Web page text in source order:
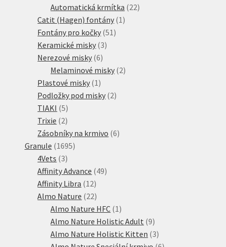
produktů
Automatická krmítka 2222
Catit (Hagen) fontány 1 1
Fontány pro kočky 51 51
Keramické misky 33
Nerezové misky 66
produktů
Melaminové misky 22
Plastové misky 1 1
produkt
Podložky pod misky 22
TIAKI 55
produktů
Trixie 22
produkty
Zásobníky na krmivo 66
Granule 16951695
4Vets 33
produkty
Affinity Advance 4949
Affinity Libra 1212
produktů
Almo Nature 2222
produktů
Almo Nature HFC 1 1
produkt
Almo Nature Holistic Adult 99
produktů
Almo Nature Holistic Kitten 33